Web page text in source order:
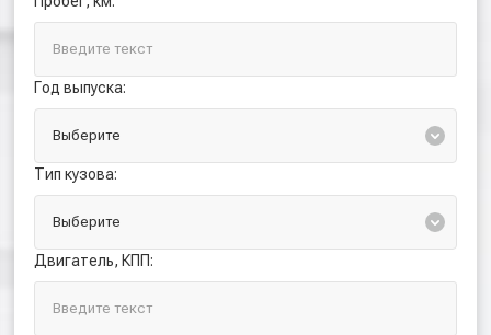
Год выпуска:
Тип кузова:
Двигатель, КПП: